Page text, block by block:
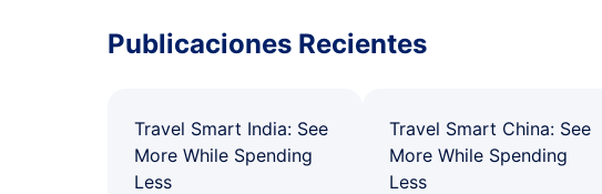
Publicaciones Recientes
Travel Smart India: See
More While Spending
Less
Travel Smart China: See
More While Spending
Less